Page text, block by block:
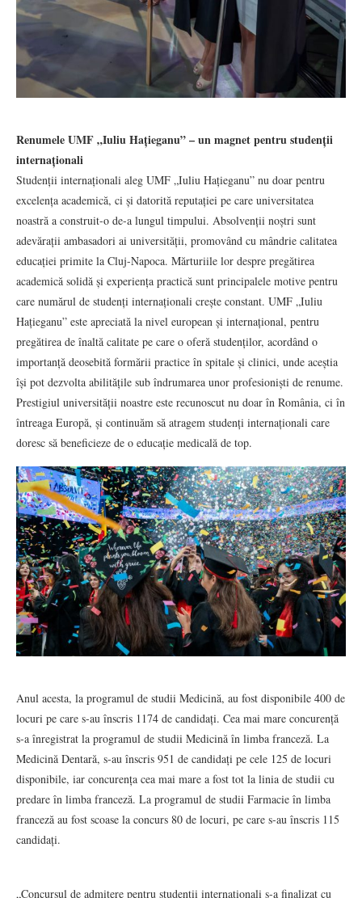
Renumele UMF „Iuliu Hațieganu” – un magnet pentru studenții
internaționali
Studenții internaționali aleg UMF „Iuliu Hațieganu” nu doar pentru
excelența academică, ci și datorită reputației pe care universitatea
noastră a construit-o de-a lungul timpului. Absolvenții noștri sunt
adevărații ambasadori ai universității, promovând cu mândrie calitatea
educației primite la Cluj-Napoca. Mărturiile lor despre pregătirea
academică solidă și experiența practică sunt principalele motive pentru
care numărul de studenți internaționali crește constant. UMF „Iuliu
Hațieganu” este apreciată la nivel european și internațional, pentru
pregătirea de înaltă calitate pe care o oferă studenților, acordând o
importanță deosebită formării practice în spitale și clinici, unde aceștia
își pot dezvolta abilitățile sub îndrumarea unor profesioniști de renume.
Prestigiul universității noastre este recunoscut nu doar în România, ci în
întreaga Europă, și continuăm să atragem studenți internaționali care
doresc să beneficieze de o educație medicală de top.
Anul acesta, la programul de studii Medicină, au fost disponibile 400 de
locuri pe care s-au înscris 1174 de candidați. Cea mai mare concurență
s-a înregistrat la programul de studii Medicină în limba franceză. La
Medicină Dentară, s-au înscris 951 de candidați pe cele 125 de locuri
disponibile, iar concurența cea mai mare a fost tot la linia de studii cu
predare în limba franceză. La programul de studii Farmacie în limba
franceză au fost scoase la concurs 80 de locuri, pe care s-au înscris 115
candidați.
„Concursul de admitere pentru studenții internaționali s-a finalizat cu